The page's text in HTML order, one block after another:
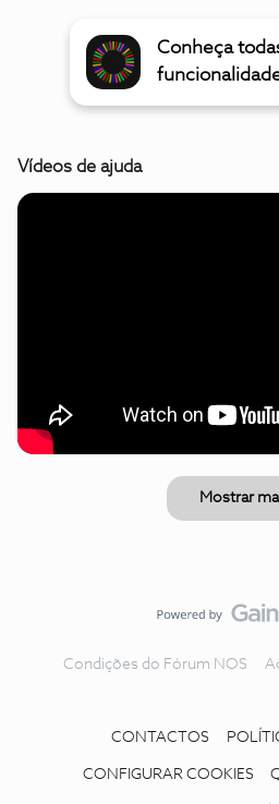
Conheça
Vídeos de ajuda
Mostrar
Condições do Fórum NOS
CONTACTOS
CONFIGURAR COOKIES